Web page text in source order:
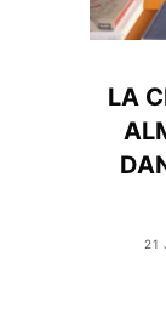
LA
21